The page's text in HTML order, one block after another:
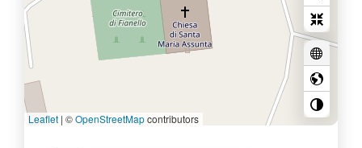
Leaflet | ©OpenStreetMapcontributors